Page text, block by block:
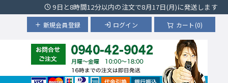
9日と8時間12分以内の注文で8月17日(月)に発送します
カート(0)
ログイン
新規会員登録